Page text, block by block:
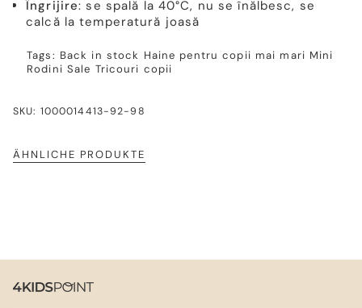
Îngrijire: se spală la 40°C, nu se înălbesc, se
calcă la temperatură joasă
Tags: Back in stock Haine pentru copii mai mari Mini
Rodini Sale Tricouri copii
SKU: 1000014413-92-98
ÄHNLICHE PRODUKTE